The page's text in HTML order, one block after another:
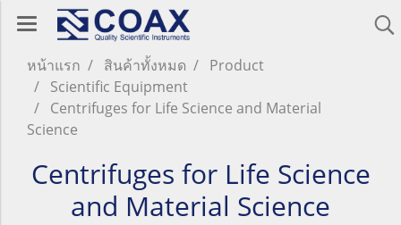
หน้าแรก สินค้าทั้งหมด
Product
Scientific Equipment
Centrifuges for Life Science and Material
Science
Centrifuges for Life Science
and Material Science